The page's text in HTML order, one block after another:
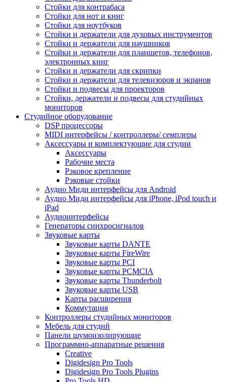
Стойки для контрабаса
Стойки для нот и книг
Стойки для ноутбуков
Стойки и держатели для духовых инструментов
Стойки и держатели для наушников
Стойки и держатели для планшетов, телефонов,
электронных книг
Стойки и держатели для скрипки
Стойки и держатели для телевизоров и экранов
Стойки и подвесы для проекторов
Стойки, держатели и подвесы для студийных
мониторов
Студийное оборудование
DSP процессоры
MIDI интерфейсы / контроллеры/ семплеры
Аксессуары и комплектующие для студии
Аксессуары
Рабочие места
Рэковое крепление
Рэковые стойки
Аудио Миди интерфейсы для Android
Аудио Миди интерфейсы для iPhone, iPod touch и
iPad
Аудиоинтерфейсы
Генераторы синхросигналов
Звуковые карты
Звуковые карты DANTE
Звуковые карты FireWire
Звуковые карты PCI
Звуковые карты PCMCIA
Звуковые карты Thunderbolt
Звуковые карты USB
Карты расширения
Коммутация
Контроллеры студийных мониторов
Мебель для студий
Панели шумоизолирующие
Программно-аппаратные решения
Creative
Digidesign Pro Tools
Digidesign Pro Tools Plugins